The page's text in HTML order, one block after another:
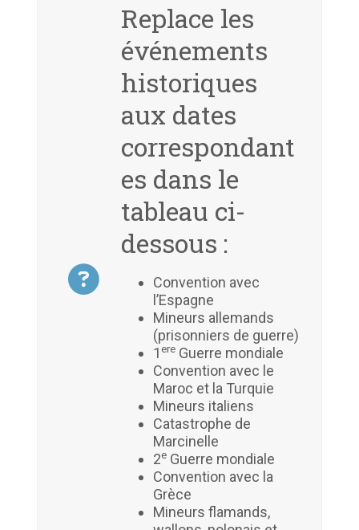
Replace les
événements
historiques
aux dates
correspondant
es dans le
tableau ci-
dessous :
Convention avec
l’Espagne
Mineurs allemands
(prisonniers de guerre)
1ere Guerre mondiale
Convention avec le
Maroc et la Turquie
Mineurs italiens
Catastrophe de
Marcinelle
2e Guerre mondiale
Convention avec la
Grèce
Mineurs flamands,